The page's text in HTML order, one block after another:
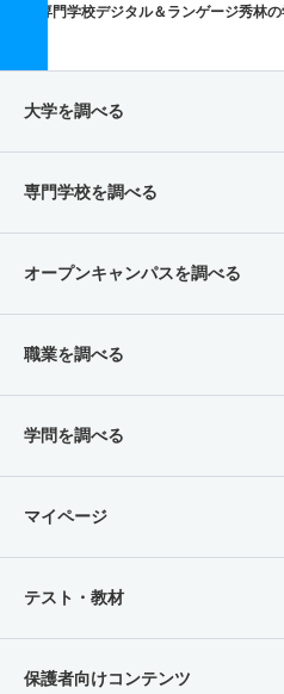
専門学校デジタル＆ランゲージ秀林
大学を調べる
専門学校を調べる
オープンキャンパスを調べる
職業を調べる
学問を調べる
マイページ
テスト・教材
保護者向けコンテンツ